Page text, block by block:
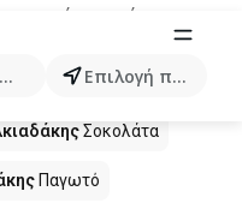
προϊόντων...
Επιλογή πόλης
αυτόν τον όρο.
Σοκολάτα
Παγωτό